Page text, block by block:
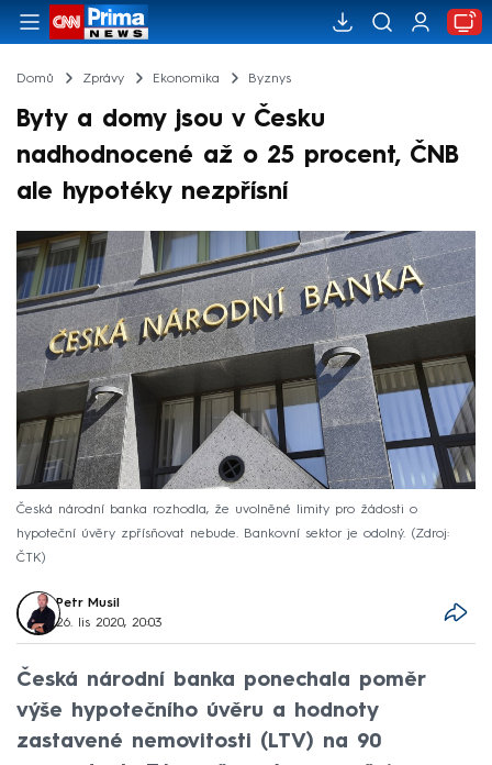
Domů Zprávy Ekonomika Byznys
Byty a domy jsou v Česku
nadhodnocené až o 25 procent, ČNB
ale hypotéky nezpřísní
Česká národní banka rozhodla, že uvolněné limity pro žádosti o
hypoteční úvěry zpřísňovat nebude. Bankovní sektor je odolný.
Zdroj:
ČTK
Petr Musil
26. lis 2020, 20:03
Česká národní banka ponechala poměr
výše hypotečního úvěru a hodnoty
zastavené nemovitosti (LTV) na 90